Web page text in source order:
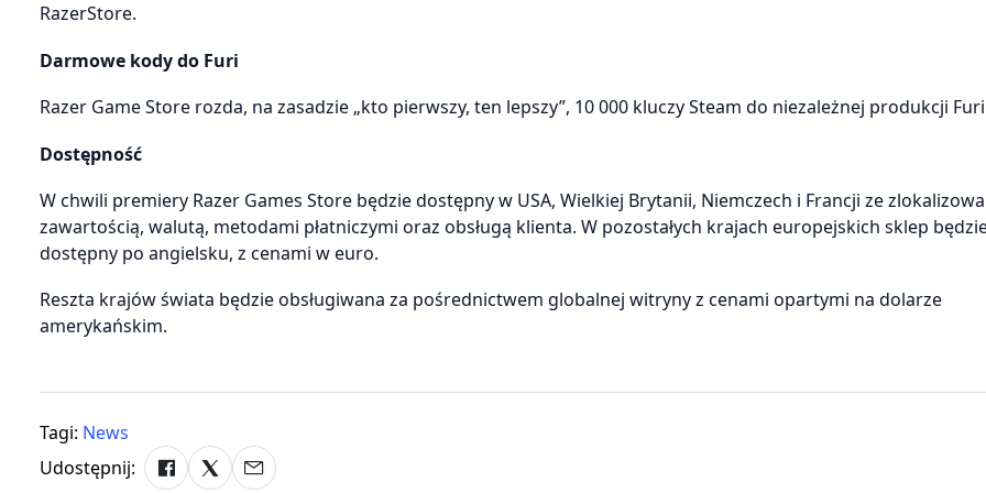
RazerStore.
Darmowe kody do Furi
Razer Game Store rozda, na zasadzie „kto pierwszy, ten lepszy”, 10 000 kluczy Steam do niezależnej produkcji
Dostępność
W chwili premiery Razer Games Store będzie dostępny w USA, Wielkiej Brytanii, Niemczech i Francji ze
zawartością, walutą, metodami płatniczymi oraz obsługą klienta. W pozostałych krajach europejskich sklep
dostępny po angielsku, z cenami w euro.
Reszta krajów świata będzie obsługiwana za pośrednictwem globalnej witryny z cenami opartymi na dolarze
amerykańskim.
Tagi: News
Udostępnij: